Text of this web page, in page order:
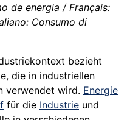
de energia / Français:
Consumo di
bezieht
die in industriellen
verwendet wird. Energie
für die Industrie und